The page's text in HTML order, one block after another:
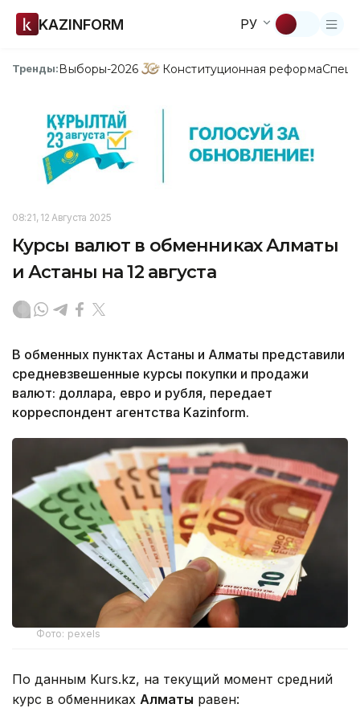
KAZINFORM РУ
Тренды:Выборы-2026 Конституционная реформа
08:21, 12 Августа 2025
Курсы валют в обменниках Алматы
и Астаны на 12 августа
В обменных пунктах Астаны и Алматы представили
средневзвешенные курсы покупки и продажи
валют: доллара, евро и рубля, передает
корреспондент агентства Kazinform.
Фото: pexels
По данным Kurs.kz, на текущий момент средний
курс в обменниках Алматы равен: